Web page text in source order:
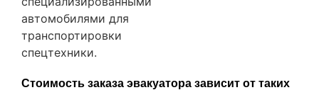
автомобилями для
транспортировки
спецтехники.
Стоимость заказа эвакуатора зависит от таких